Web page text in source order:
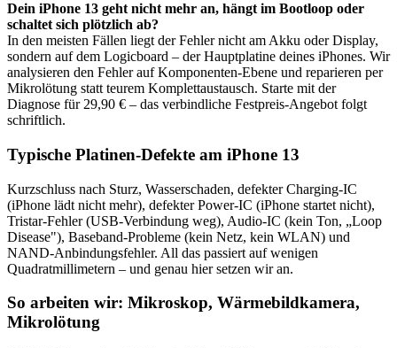
Dein iPhone 13 geht nicht mehr an, hängt im Bootloop oder
schaltet sich plötzlich ab?
In den meisten Fällen liegt der Fehler nicht am Akku oder Display,
sondern auf dem Logicboard – der Hauptplatine deines iPhones. Wir
analysieren den Fehler auf Komponenten-Ebene und reparieren per
Mikrolötung statt teurem Komplettaustausch. Starte mit der
Diagnose für 29,90 € – das verbindliche Festpreis-Angebot folgt
schriftlich.
Typische Platinen-Defekte am iPhone 13
Kurzschluss nach Sturz, Wasserschaden, defekter Charging-IC
(iPhone lädt nicht mehr), defekter Power-IC (iPhone startet nicht),
Tristar-Fehler (USB-Verbindung weg), Audio-IC (kein Ton, „Loop
Disease"), Baseband-Probleme (kein Netz, kein WLAN) und
NAND-Anbindungsfehler. All das passiert auf wenigen
Quadratmillimetern – und genau hier setzen wir an.
So arbeiten wir: Mikroskop, Wärmebildkamera,
Mikrolötung